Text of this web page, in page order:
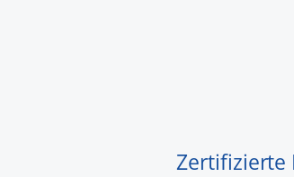
Zertifizierte